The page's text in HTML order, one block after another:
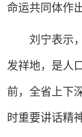
命运共同体作
刘宁表示，
发祥地，是人
前，全省上下
时重要讲话精